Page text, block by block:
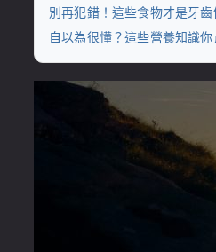
別再犯錯！這些食物才是牙
自以為很懂？這些營養知識你